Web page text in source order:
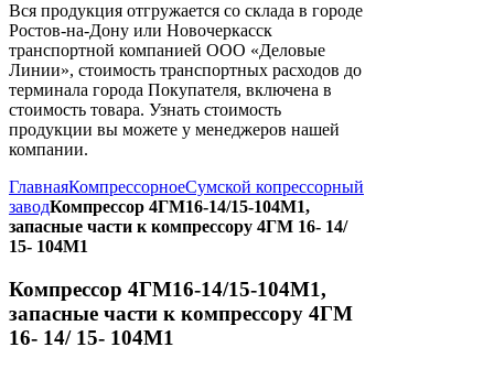
Вся продукция отгружается со склада в городе
Ростов-на-Дону или Новочеркасск
транспортной компанией ООО «Деловые
Линии», стоимость транспортных расходов до
терминала города Покупателя, включена в
стоимость товара. Узнать стоимость
продукции вы можете у менеджеров нашей
компании.
ГлавнаяКомпрессорноеСумской копрессорный
заводКомпрессор 4ГМ16-14/15-104М1,
запасные части к компрессору 4ГМ 16- 14/
15- 104М1
Компрессор 4ГМ16-14/15-104М1,
запасные части к компрессору 4ГМ
16- 14/ 15- 104М1